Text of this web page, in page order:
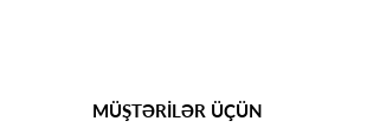
MÜŞTƏRİLƏR ÜÇÜN